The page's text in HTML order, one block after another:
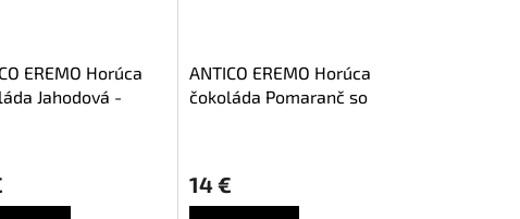
EREMO Horúca
Jahodová -
ANTICO EREMO Horúca
čokoláda Pomaranč so
14 €